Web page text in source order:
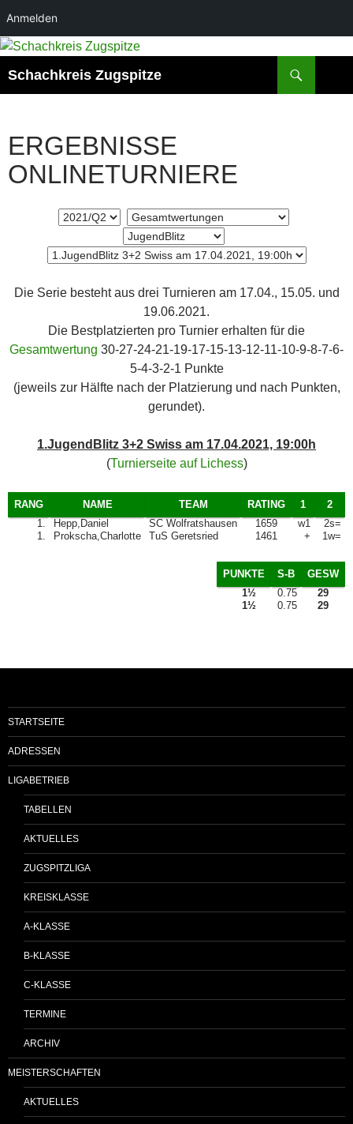
Anmelden
Zum
springen
Schachkreis Zugspitze
ERGEBNISSE
ONLINETURNIERE
Die Serie besteht aus drei Turnieren am 17.04., 15.05. und
19.06.2021.
Die Bestplatzierten pro Turnier erhalten für die
Gesamtwertung 30-27-24-21-19-17-15-13-12-11-10-9-8-7-6-
5-4-3-2-1 Punkte
(jeweils zur Hälfte nach der Platzierung und nach Punkten,
gerundet).
1.JugendBlitz 3+2 Swiss am 17.04.2021, 19:00h
(Turnierseite auf Lichess)
RANG NAME TEAM
RATING
1.
Hepp,Daniel SC Wolfratshausen
1659
1.
Prokscha,Charlotte TuS Geretsried 1461
PUNKTE S-B
GESW
1½
0.75
29
1½
0.75 29
1
2
w1
2s=
+
1w=
STARTSEITE
ADRESSEN
LIGABETRIEB
TABELLEN
AKTUELLES
ZUGSPITZLIGA
KREISKLASSE
A-KLASSE
B-KLASSE
C-KLASSE
TERMINE
ARCHIV
MEISTERSCHAFTEN
AKTUELLES